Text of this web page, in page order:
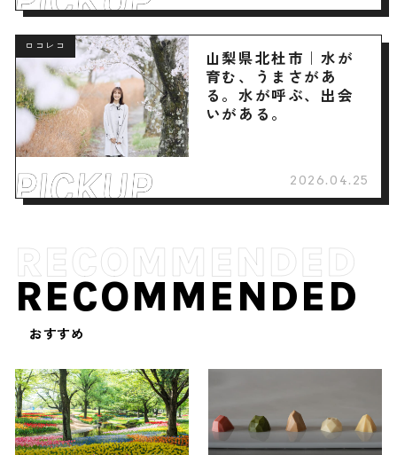
ロコレコ
山梨県北杜市｜水が
育む、うまさがあ
る。水が呼ぶ、出会
いがある。
2026.04.25
RECOMMENDED
おすすめ